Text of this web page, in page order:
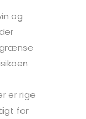
og
er rige
for